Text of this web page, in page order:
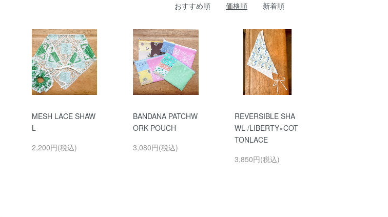
おすすめ順 価格順 新着順
MESH LACE SHAW
L
2,200円(税込)
BANDANA PATCHW
ORK POUCH
3,080円(税込)
REVERSIBLE SHA
WL /LIBERTY×COT
TONLACE
3,850円(税込)